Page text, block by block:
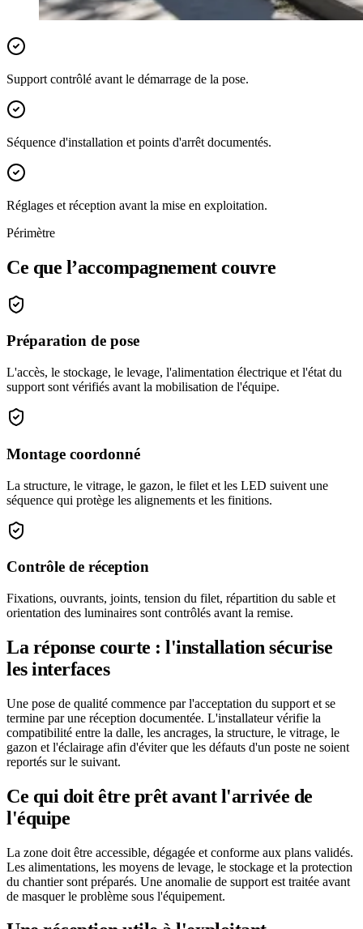
Support contrôlé avant le démarrage de la pose.
Séquence d'installation et points d'arrêt documentés.
Réglages et réception avant la mise en exploitation.
Périmètre
Ce que l’accompagnement couvre
Préparation de pose
L'accès, le stockage, le levage, l'alimentation électrique et l'état du
support sont vérifiés avant la mobilisation de l'équipe.
Montage coordonné
La structure, le vitrage, le gazon, le filet et les LED suivent une
séquence qui protège les alignements et les finitions.
Contrôle de réception
Fixations, ouvrants, joints, tension du filet, répartition du sable et
orientation des luminaires sont contrôlés avant la remise.
La réponse courte : l'installation sécurise
les interfaces
Une pose de qualité commence par l'acceptation du support et se
termine par une réception documentée. L'installateur vérifie la
compatibilité entre la dalle, les ancrages, la structure, le vitrage, le
gazon et l'éclairage afin d'éviter que les défauts d'un poste ne soient
reportés sur le suivant.
Ce qui doit être prêt avant l'arrivée de
l'équipe
La zone doit être accessible, dégagée et conforme aux plans validés.
Les alimentations, les moyens de levage, le stockage et la protection
du chantier sont préparés. Une anomalie de support est traitée avant
de masquer le problème sous l'équipement.